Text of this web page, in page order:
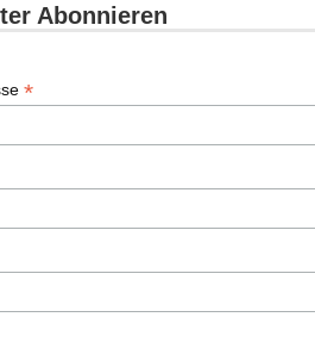
Abonnieren
*